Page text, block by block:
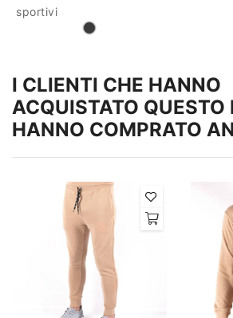
sportivi
I CLIENTI CHE HANNO
ACQUISTATO QUESTO
HANNO COMPRATO